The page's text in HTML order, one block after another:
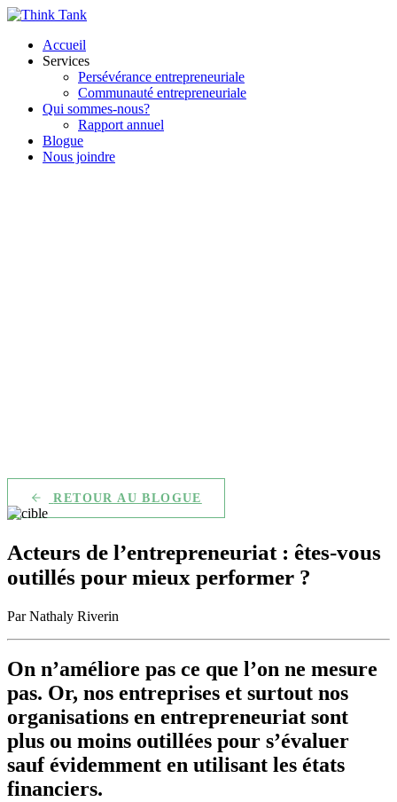
Accueil
Services
Persévérance entrepreneuriale
Communauté entrepreneuriale
Qui sommes-nous?
Rapport annuel
Blogue
Nous joindre
RETOUR AU BLOGUE
Acteurs de l’entrepreneuriat : êtes-vous
outillés pour mieux performer ?
Par Nathaly Riverin
On n’améliore pas ce que l’on ne mesure
pas. Or, nos entreprises et surtout nos
organisations en entrepreneuriat sont
plus ou moins outillées pour s’évaluer
sauf évidemment en utilisant les états
financiers.